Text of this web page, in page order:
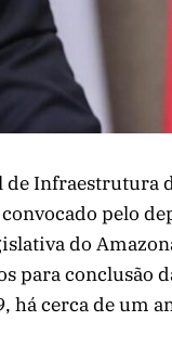
Infraestrutura
pelo
do
para conclusão
há cerca de um